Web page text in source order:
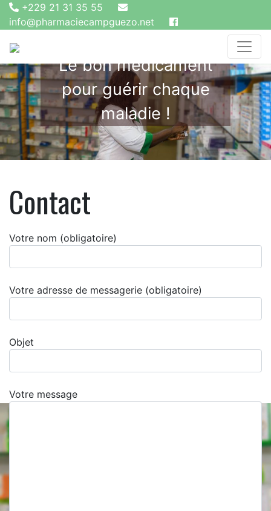
+229 21 31 35 55
info@pharmaciecampguezo.net
Le bon médicament
pour guérir chaque
maladie !
Contact
Votre nom (obligatoire)
Votre adresse de messagerie (obligatoire)
Objet
Votre message